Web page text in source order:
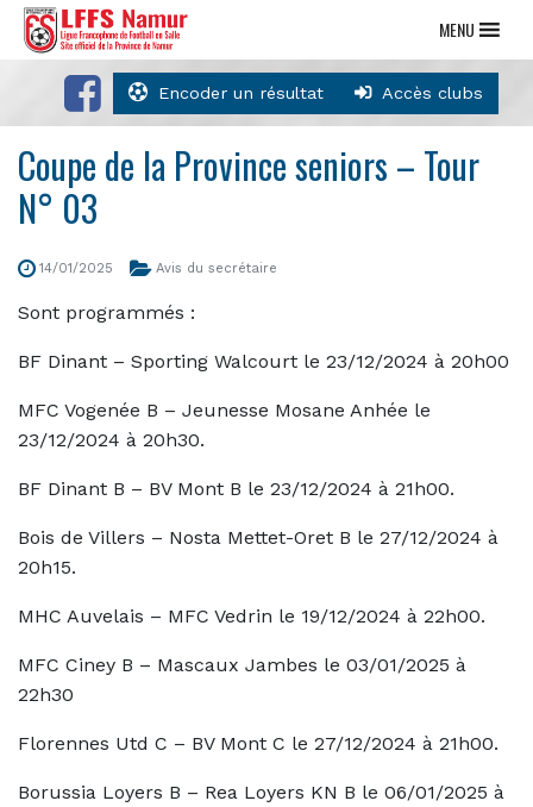
Encoder un résultat Accès clubs
MENU
Coupe de la Province seniors – Tour
N° 03
14/01/2025 Avis du secrétaire
Sont programmés :
BF Dinant – Sporting Walcourt le 23/12/2024 à 20h00
MFC Vogenée B – Jeunesse Mosane Anhée le
23/12/2024 à 20h30.
BF Dinant B – BV Mont B le 23/12/2024 à 21h00.
Bois de Villers – Nosta Mettet-Oret B le 27/12/2024 à
20h15.
MHC Auvelais – MFC Vedrin le 19/12/2024 à 22h00.
MFC Ciney B – Mascaux Jambes le 03/01/2025 à
22h30
Florennes Utd C – BV Mont C le 27/12/2024 à 21h00.
Borussia Loyers B – Rea Loyers KN B le 06/01/2025 à